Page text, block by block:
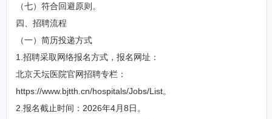
（七）符合回避原则。
四、招聘流程
（一）简历投递方式
1.招聘采取网络报名方式，报名网址：
北京天坛医院官网招聘专栏：
https://www.bjtth.cn/hospitals/Jobs/List。
2.报名截止时间：2026年4月8日。